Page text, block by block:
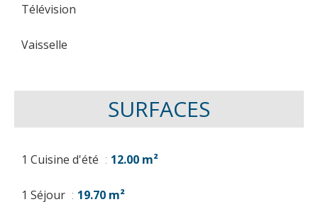
Télévision
Vaisselle
SURFACES
1 Cuisine d'été 12.00 m²
1 Séjour 19.70 m²